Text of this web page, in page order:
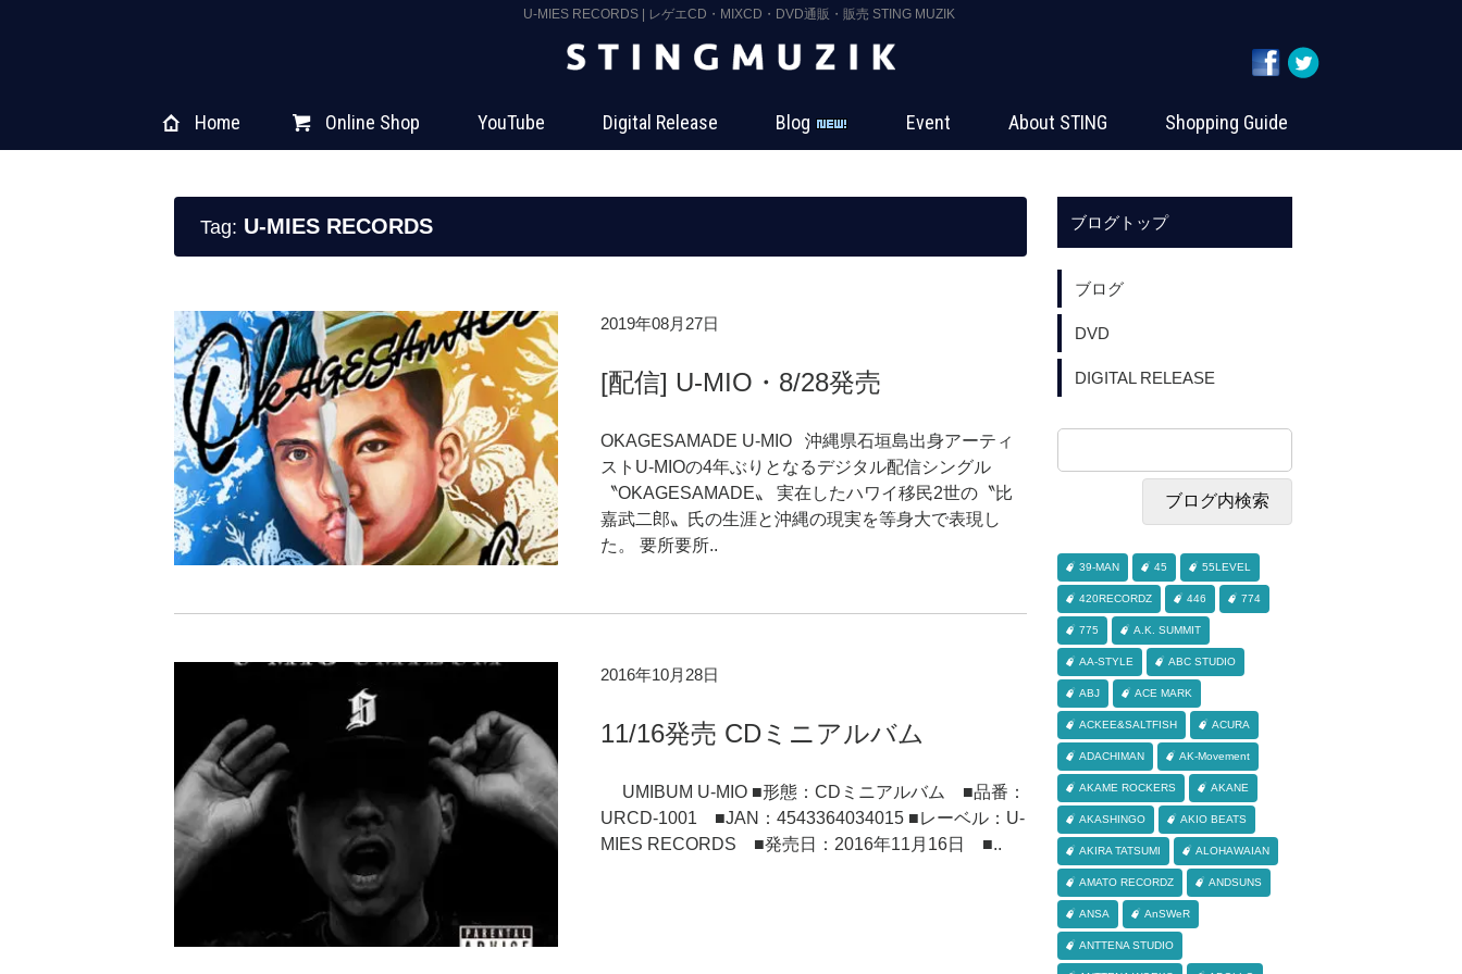
U-MIES RECORDS | レゲエCD・MIXCD・DVD通販・販売 STING MUZIK
Home Online Shop YouTube Digital Release Blog Event About STING Shopping Guide
Tag: U-MIES RECORDS
2019年08月27日
[配信] U-MIO・8/28発売
OKAGESAMADE U-MIO 沖縄県石垣島出身アーティ
ストU-MIOの4年ぶりとなるデジタル配信シングル
〝OKAGESAMADE〟 実在したハワイ移民2世の〝比
嘉武二郎〟氏の生涯と沖縄の現実を等身大で表現し
た。 要所要所..
2016年10月28日
11/16発売 CDミニアルバム
UMIBUM U-MIO ■形態：CDミニアルバム ■品番：
URCD-1001 ■JAN：4543364034015 ■レーベル：U-
MIES RECORDS ■発売日：2016年11月16日 ■..
ブログトップ
ブログ
DVD
DIGITAL RELEASE
39-MAN 45 55LEVEL
420RECORDZ 446 774
775 A.K. SUMMIT
AA-STYLE ABC STUDIO
ABJ ACE MARK
ACKEE&SALTFISH ACURA
ADACHIMAN AK-Movement
AKAME ROCKERS AKANE
AKASHINGO AKIO BEATS
AKIRA TATSUMI ALOHAWAIAN
AMATO RECORDZ ANDSUNS
ANSA AnSWeR
ANTTENA STUDIO